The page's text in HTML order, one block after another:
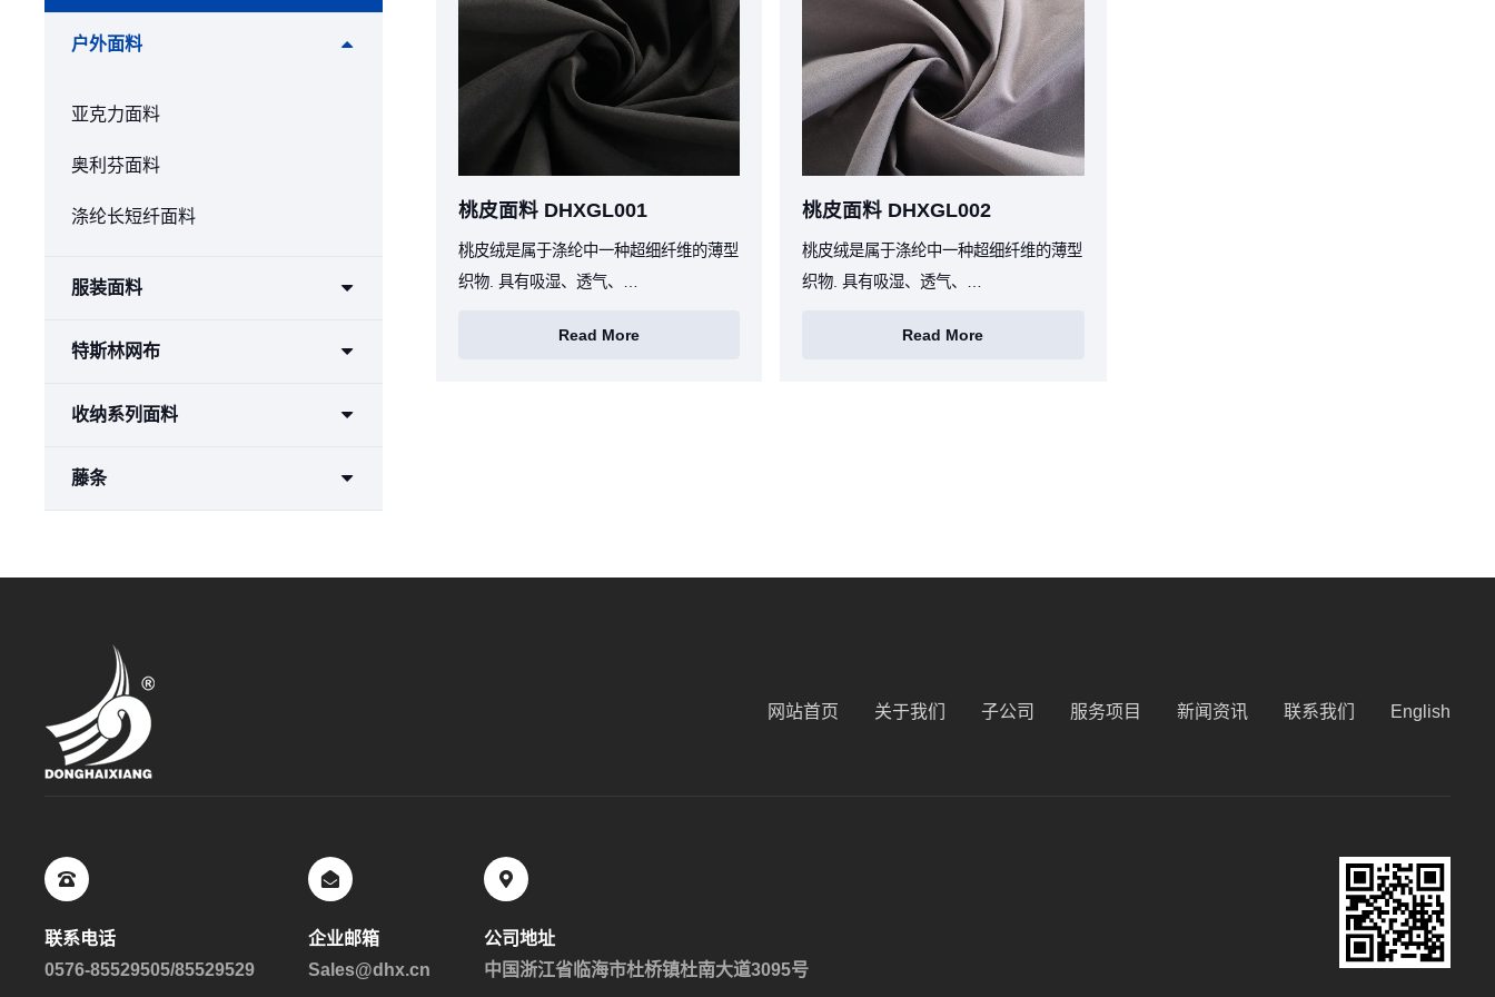
户外面料
亚克力面料
奥利芬面料
涤纶长短纤面料
服装面料
特斯林网布
收纳系列面料
藤条
桃皮面料 DHXGL001
桃皮绒是属于涤纶中一种超细纤维的薄型
织物. 具有吸湿、透气、…
Read More
桃皮面料 DHXGL002
桃皮绒是属于涤纶中一种超细纤维的薄型
织物. 具有吸湿、透气、…
Read More
网站首页 关于我们 子公司 服务项目 新闻资讯 联系我们 English
联系电话
0576-85529505/85529529
企业邮箱
Sales@dhx.cn
公司地址
中国浙江省临海市杜桥镇杜南大道3095号